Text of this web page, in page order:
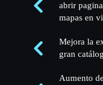
abrir
mapas en
Mejora la
gran
Aumento